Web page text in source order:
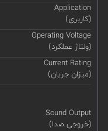
Application
(کاربری)
Operating Voltage
(ولتاژ عملکرد)
Current Rating
(میزان جریان)
Sound Output
(خروجی صدا)